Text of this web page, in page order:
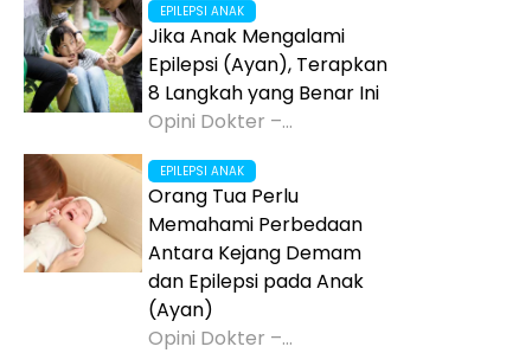
EPILEPSI ANAK
Jika Anak Mengalami
Epilepsi (Ayan), Terapkan
8 Langkah yang Benar Ini
Opini Dokter –...
EPILEPSI ANAK
Orang Tua Perlu
Memahami Perbedaan
Antara Kejang Demam
dan Epilepsi pada Anak
(Ayan)
Opini Dokter –...